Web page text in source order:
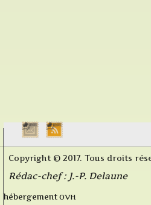
Copyright © 2017. Tous droits
Rédac-chef : J.-P. Delaune
hébergement OVH